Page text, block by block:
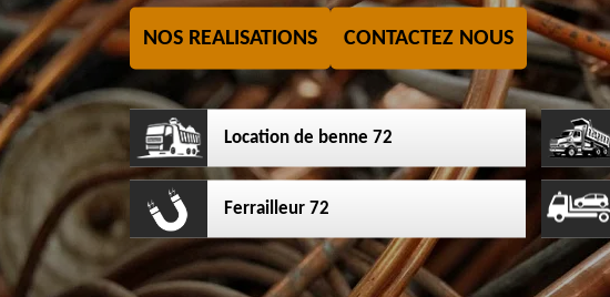
NOS REALISATIONS CONTACTEZ NOUS
Location de benne 72
Ferrailleur 72